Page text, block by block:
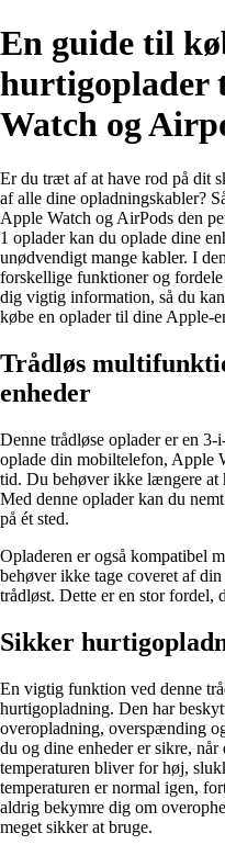
En guide til
hurtigoplader
Watch og
Er du træt af at have rod på dit
af alle dine opladningskabler?
Apple Watch og AirPods den
1 oplader kan du oplade dine
unødvendigt mange kabler. I
forskellige funktioner og
dig vigtig information, så du
købe en oplader til dine Apple-
Trådløs
enheder
Denne trådløse oplader er en
oplade din mobiltelefon, Apple
tid. Du behøver ikke længere at
Med denne oplader kan du
på ét sted.
Opladeren er også kompatibel
behøver ikke tage coveret af
trådløst. Dette er en stor fordel,
Sikker
En vigtig funktion ved denne
hurtigopladning. Den har
overopladning, overspænding
du og dine enheder er sikre,
temperaturen bliver for høj,
temperaturen er normal igen,
aldrig bekymre dig om
meget sikker at bruge.